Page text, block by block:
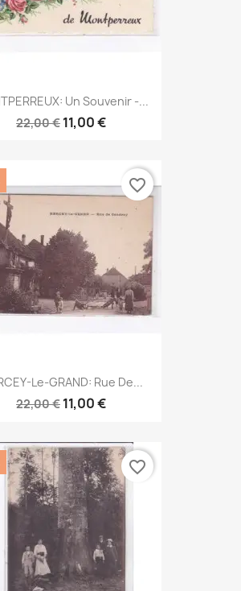
Un Souvenir -...
22,00 € 11,00 €
Le-GRAND: Rue De...
22,00 € 11,00 €
favorite_border
favorite_border